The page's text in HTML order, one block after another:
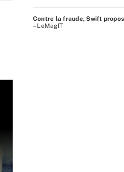
Contre la fraude, Swift
– LeMagIT